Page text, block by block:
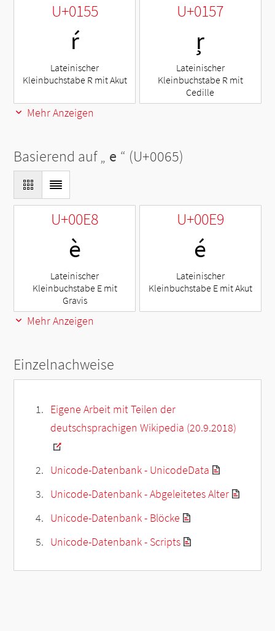
U+0155
ŕ
Lateinischer
Kleinbuchstabe R mit Akut
U+0157
ŗ
Lateinischer
Kleinbuchstabe R mit
Cedille
Mehr Anzeigen
Basierend auf „ e “ (U+0065)
U+00E8
è
Lateinischer
Kleinbuchstabe E mit
Gravis
U+00E9
é
Lateinischer
Kleinbuchstabe E mit Akut
Mehr Anzeigen
Einzelnachweise
Eigene Arbeit mit Teilen der
deutschsprachigen Wikipedia (20.9.2018)
Unicode-Datenbank - UnicodeData
Unicode-Datenbank - Abgeleitetes Alter
Unicode-Datenbank - Blöcke
Unicode-Datenbank - Scripts